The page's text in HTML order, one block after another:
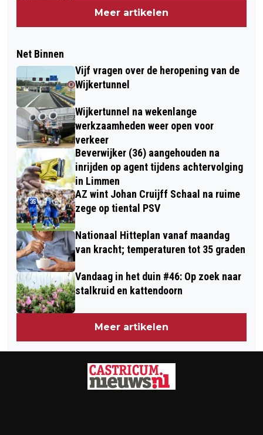
Meer artikelen
Net Binnen
Vijf vragen over de heropening van de
Wijkertunnel
Wijkertunnel na wekenlange
werkzaamheden weer open voor
verkeer
Beverwijker (36) aangehouden na
inrijden op agent tijdens achtervolging
in Limmen
AZ wint Johan Cruijff Schaal na ruime
zege op tiental PSV
Nationaal Hitteplan vanaf maandag
van kracht; temperaturen tot 35 graden
Vandaag in het duin #46: Op zoek naar
stalkruid en kattendoorn
Meer artikelen